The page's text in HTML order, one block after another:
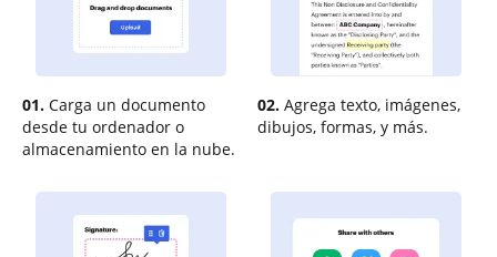
01. Carga un documento
desde tu ordenador o
almacenamiento en la nube.
02. Agrega texto, imágenes,
dibujos, formas, y más.